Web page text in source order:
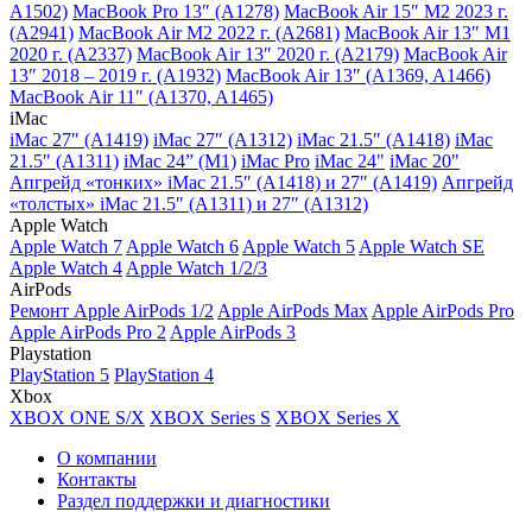
A1502) MacBook Pro 13″ (A1278) MacBook Air 15″ M2 2023 г.
(A2941) MacBook Air M2 2022 г. (A2681) MacBook Air 13″ M1
2020 г. (A2337) MacBook Air 13″ 2020 г. (A2179) MacBook Air
13″ 2018 – 2019 г. (A1932) MacBook Air 13″ (A1369, A1466)
MacBook Air 11″ (A1370, A1465)
iMac
iMac 27″ (A1419) iMac 27″ (A1312) iMac 21.5″ (A1418) iMac
21.5″ (A1311) iMac 24” (M1) iMac Pro iMac 24" iMac 20"
Апгрейд «тонких» iMac 21.5″ (A1418) и 27″ (A1419) Апгрейд
«толстых» iMac 21.5″ (A1311) и 27″ (A1312)
Apple Watch
Apple Watch 7 Apple Watch 6 Apple Watch 5 Apple Watch SE
Apple Watch 4 Apple Watch 1/2/3
AirPods
Ремонт Apple AirPods 1/2 Apple AirPods Max Apple AirPods Pro
Apple AirPods Pro 2 Apple AirPods 3
Playstation
PlayStation 5 PlayStation 4
Xbox
XBOX ONE S/X XBOX Series S XBOX Series X
О компании
Контакты
Раздел поддержки и диагностики